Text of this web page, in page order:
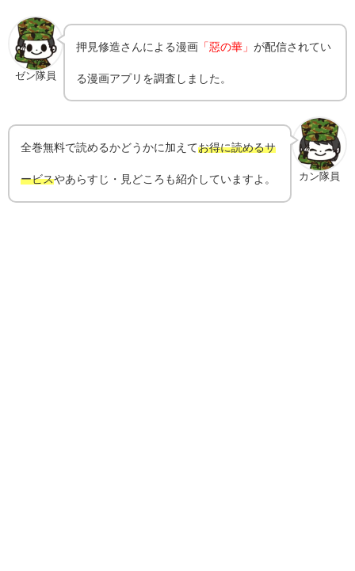
ゼン隊員
押見修造さんによる漫画 「惡の華」が配信されてい
る漫画アプリを調査しました。
カン隊員
全巻無料で読めるかどうかに加えてお得に読めるサ
ービスやあらすじ・見どころも紹介していますよ。